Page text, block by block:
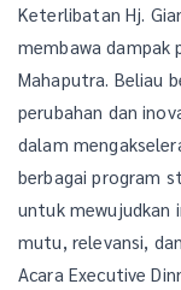
Keterlibatan Hj.
membawa dampak
Mahaputra. Beliau
perubahan dan
dalam
berbagai program
untuk mewujudkan
mutu, relevansi,
Acara Executive